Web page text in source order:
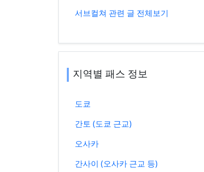
서브컬쳐 관련 글 전체보기
지역별 패스 정보
도쿄
간토 (도쿄 근교)
오사카
간사이 (오사카 근교 등)